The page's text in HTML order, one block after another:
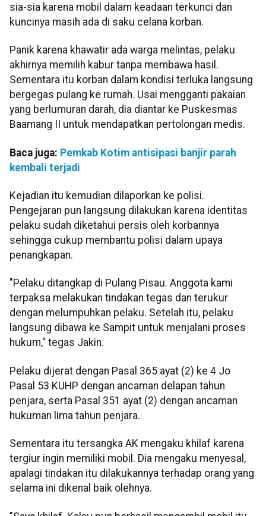
sia-sia karena mobil dalam keadaan terkunci dan
kuncinya masih ada di saku celana korban.
Panik karena khawatir ada warga melintas, pelaku
akhirnya memilih kabur tanpa membawa hasil.
Sementara itu korban dalam kondisi terluka langsung
bergegas pulang ke rumah. Usai mengganti pakaian
yang berlumuran darah, dia diantar ke Puskesmas
Baamang II untuk mendapatkan pertolongan medis.
Baca juga: Pemkab Kotim antisipasi banjir parah
kembali terjadi
Kejadian itu kemudian dilaporkan ke polisi.
Pengejaran pun langsung dilakukan karena identitas
pelaku sudah diketahui persis oleh korbannya
sehingga cukup membantu polisi dalam upaya
penangkapan.
"Pelaku ditangkap di Pulang Pisau. Anggota kami
terpaksa melakukan tindakan tegas dan terukur
dengan melumpuhkan pelaku. Setelah itu, pelaku
langsung dibawa ke Sampit untuk menjalani proses
hukum," tegas Jakin.
Pelaku dijerat dengan Pasal 365 ayat (2) ke 4 Jo
Pasal 53 KUHP dengan ancaman delapan tahun
penjara, serta Pasal 351 ayat (2) dengan ancaman
hukuman lima tahun penjara.
Sementara itu tersangka AK mengaku khilaf karena
tergiur ingin memiliki mobil. Dia mengaku menyesal,
apalagi tindakan itu dilakukannya terhadap orang yang
selama ini dikenal baik olehnya.